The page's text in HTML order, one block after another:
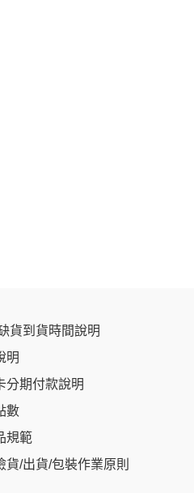
貨到貨時間說明
明
分期付款說明
數
規範
貨/出貨/包裝作業原則